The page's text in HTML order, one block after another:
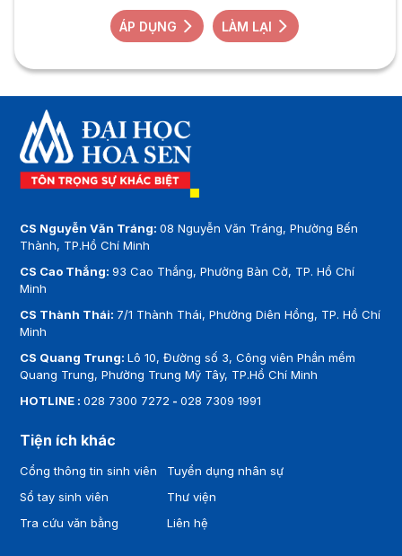
ÁP DỤNG LÀM LẠI
CS Nguyễn Văn Tráng:08 Nguyễn Văn Tráng, Phường Bến
Thành, TP.Hồ Chí Minh
CS Cao Thắng:93 Cao Thắng, Phường Bàn Cờ, TP. Hồ Chí
Minh
CS Thành Thái: 7/1 Thành Thái, Phường Diên Hồng, TP. Hồ Chí
Minh
CS Quang Trung:Lô 10, Đường số 3, Công viên Phần mềm
Quang Trung, Phường Trung Mỹ Tây, TP.Hồ Chí Minh
HOTLINE :028 7300 7272 -028 7309 1991
Tiện ích khác
Cổng thông tin sinh viên
Sổ tay sinh viên
Tra cứu văn bằng
Tuyển dụng nhân sự
Thư viện
Liên hệ